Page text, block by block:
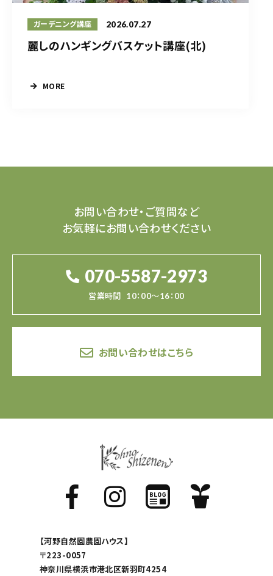
ガーデニング講座 2026.07.27
麗しのハンギングバスケット講座(北)
MORE
お問い合わせ・ご質問など
お気軽にお問い合わせください
070-5587-2973
営業時間 10：00～16：00
お問い合わせはこちら
【河野自然園農園ハウス】
〒223-0057
神奈川県横浜市港北区新羽町4254